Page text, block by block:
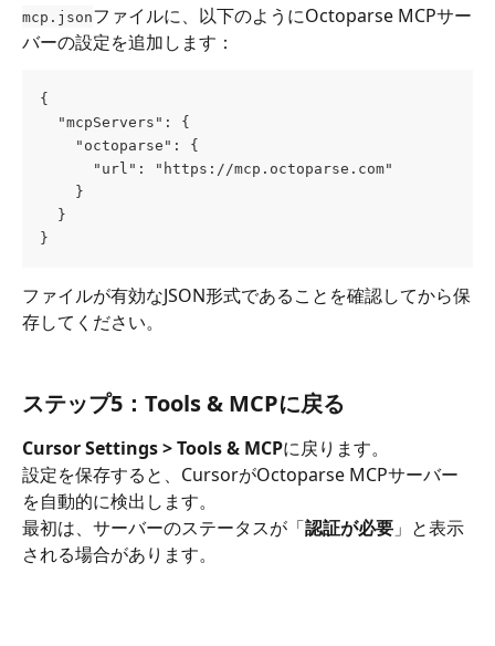
mcp.jsonファイルに、以下のようにOctoparse MCPサー
バーの設定を追加します：
{
  "mcpServers": {
    "octoparse": {
      "url": "https://mcp.octoparse.com"
    }
  }
}
ファイルが有効なJSON形式であることを確認してから保
存してください。
ステップ5：Tools & MCPに戻る
Cursor Settings > Tools & MCPに戻ります。
設定を保存すると、CursorがOctoparse MCPサーバー
を自動的に検出します。
最初は、サーバーのステータスが「認証が必要 」と表示
される場合があります。